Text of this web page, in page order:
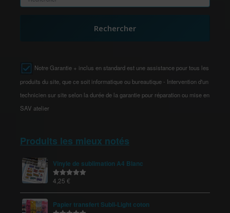
Rechercher
Notre Garantie + inclus en standard est une assistance pour tous les
produits du site, que ce soit informatique ou bureautique - Intervention d'un
technicien sur site selon la durée de la garantie pour réparation ou mise en
SAV atelier
Produits les mieux notés
Vinyle de sublimation A4 Blanc
Note5.00
4,25 €
Papier transfert Subli-Light coton